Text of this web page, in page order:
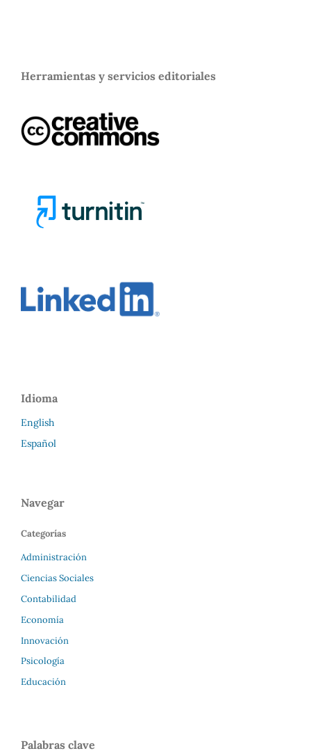
Herramientas y servicios editoriales
Idioma
English
Español
Navegar
Categorías
Administración
Ciencias Sociales
Contabilidad
Economía
Innovación
Psicología
Educación
Palabras clave